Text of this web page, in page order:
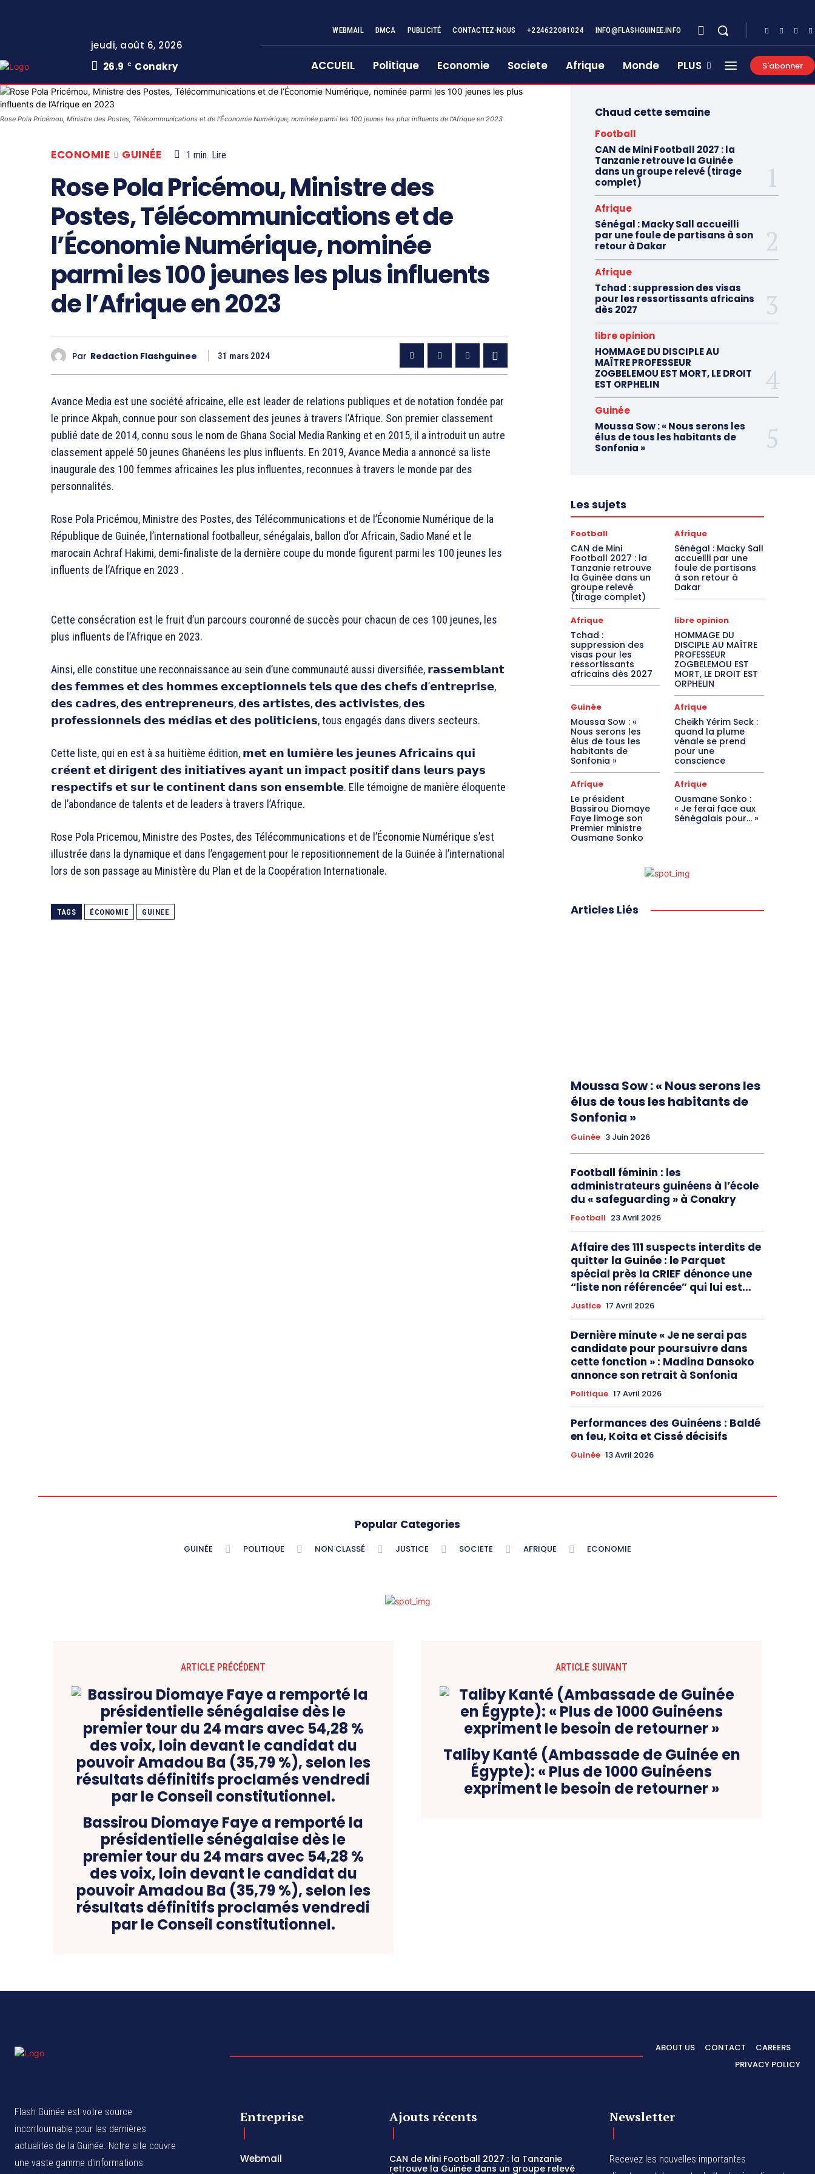
jeudi, août 6, 2026
26.9
C Conakry
WEBMAIL DMCA PUBLICITÉ CONTACTEZ-NOUS +224622081024 INFO@FLASHGUINEE.INFO
ACCUEIL Politique Economie Societe Afrique Monde PLUS S'abonner
Rose Pola Pricémou, Ministre des Postes, Télécommunications et de l’Économie Numérique, nominée parmi les 100 jeunes les plus influents de l’Afrique en 2023
ECONOMIE GUINÉE 1 min. Lire
Rose Pola Pricémou, Ministre des
Postes, Télécommunications et de
l’Économie Numérique, nominée
parmi les 100 jeunes les plus influents
de l’Afrique en 2023
Par Redaction Flashguinee 31 mars 2024
Avance Media est une société africaine, elle est leader de relations publiques et de notation fondée par
le prince Akpah, connue pour son classement des jeunes à travers l’Afrique. Son premier classement
publié date de 2014, connu sous le nom de Ghana Social Media Ranking et en 2015, il a introduit un autre
classement appelé 50 jeunes Ghanéens les plus influents. En 2019, Avance Media a annoncé sa liste
inaugurale des 100 femmes africaines les plus influentes, reconnues à travers le monde par des
personnalités.
Rose Pola Pricémou, Ministre des Postes, des Télécommunications et de l’Économie Numérique de la
République de Guinée, l’international footballeur, sénégalais, ballon d’or Africain, Sadio Mané et le
marocain Achraf Hakimi, demi-finaliste de la dernière coupe du monde figurent parmi les 100 jeunes les
influents de l’Afrique en 2023 .
Cette consécration est le fruit d’un parcours couronné de succès pour chacun de ces 100 jeunes, les
plus influents de l’Afrique en 2023.
Ainsi, elle constitue une reconnaissance au sein d’une communauté aussi diversifiée, 𝗿𝗮𝘀𝘀𝗲𝗺𝗯𝗹𝗮𝗻𝘁
𝗱𝗲𝘀 𝗳𝗲𝗺𝗺𝗲𝘀 𝗲𝘁 𝗱𝗲𝘀 𝗵𝗼𝗺𝗺𝗲𝘀 𝗲𝘅𝗰𝗲𝗽𝘁𝗶𝗼𝗻𝗻𝗲𝗹𝘀 𝘁𝗲𝗹𝘀 𝗾𝘂𝗲 𝗱𝗲𝘀 𝗰𝗵𝗲𝗳𝘀 𝗱’𝗲𝗻𝘁𝗿𝗲𝗽𝗿𝗶𝘀𝗲,
𝗱𝗲𝘀 𝗰𝗮𝗱𝗿𝗲𝘀, 𝗱𝗲𝘀 𝗲𝗻𝘁𝗿𝗲𝗽𝗿𝗲𝗻𝗲𝘂𝗿𝘀, 𝗱𝗲𝘀 𝗮𝗿𝘁𝗶𝘀𝘁𝗲𝘀, 𝗱𝗲𝘀 𝗮𝗰𝘁𝗶𝘃𝗶𝘀𝘁𝗲𝘀, 𝗱𝗲𝘀
𝗽𝗿𝗼𝗳𝗲𝘀𝘀𝗶𝗼𝗻𝗻𝗲𝗹𝘀 𝗱𝗲𝘀 𝗺𝗲́𝗱𝗶𝗮𝘀 𝗲𝘁 𝗱𝗲𝘀 𝗽𝗼𝗹𝗶𝘁𝗶𝗰𝗶𝗲𝗻𝘀, tous engagés dans divers secteurs.
Cette liste, qui en est à sa huitième édition, 𝗺𝗲𝘁 𝗲𝗻 𝗹𝘂𝗺𝗶𝗲̀𝗿𝗲 𝗹𝗲𝘀 𝗷𝗲𝘂𝗻𝗲𝘀 𝗔𝗳𝗿𝗶𝗰𝗮𝗶𝗻𝘀 𝗾𝘂𝗶
𝗰𝗿𝗲́𝗲𝗻𝘁 𝗲𝘁 𝗱𝗶𝗿𝗶𝗴𝗲𝗻𝘁 𝗱𝗲𝘀 𝗶𝗻𝗶𝘁𝗶𝗮𝘁𝗶𝘃𝗲𝘀 𝗮𝘆𝗮𝗻𝘁 𝘂𝗻 𝗶𝗺𝗽𝗮𝗰𝘁 𝗽𝗼𝘀𝗶𝘁𝗶𝗳 𝗱𝗮𝗻𝘀 𝗹𝗲𝘂𝗿𝘀 𝗽𝗮𝘆𝘀
𝗿𝗲𝘀𝗽𝗲𝗰𝘁𝗶𝗳𝘀 𝗲𝘁 𝘀𝘂𝗿 𝗹𝗲 𝗰𝗼𝗻𝘁𝗶𝗻𝗲𝗻𝘁 𝗱𝗮𝗻𝘀 𝘀𝗼𝗻 𝗲𝗻𝘀𝗲𝗺𝗯𝗹𝗲. Elle témoigne de manière éloquente
de l’abondance de talents et de leaders à travers l’Afrique.
Rose Pola Pricemou, Ministre des Postes, des Télécommunications et de l’Économie Numérique s’est
illustrée dans la dynamique et dans l’engagement pour le repositionnement de la Guinée à l’international
lors de son passage au Ministère du Plan et de la Coopération Internationale.
TAGS ÉCONOMIE GUINEE
Chaud cette semaine
Football
CAN de Mini Football 2027 : la
Tanzanie retrouve la Guinée
dans un groupe relevé (tirage
complet)
Afrique
Sénégal : Macky Sall accueilli
par une foule de partisans à son
retour à Dakar
Afrique
Tchad : suppression des visas
pour les ressortissants africains
dès 2027
libre opinion
HOMMAGE DU DISCIPLE AU
MAÎTRE PROFESSEUR
ZOGBELEMOU EST MORT, LE DROIT
EST ORPHELIN
Guinée
Moussa Sow : « Nous serons les
élus de tous les habitants de
Sonfonia »
Les sujets
Football
CAN de Mini
Football 2027 : la
Tanzanie retrouve
la Guinée dans un
groupe relevé
(tirage complet)
Afrique
Sénégal : Macky Sall
accueilli par une
foule de partisans
à son retour à
Dakar
Afrique
Tchad :
suppression des
visas pour les
ressortissants
africains dès 2027
libre opinion
HOMMAGE DU
DISCIPLE AU MAÎTRE
PROFESSEUR
ZOGBELEMOU EST
MORT, LE DROIT EST
ORPHELIN
Guinée
Moussa Sow : «
Nous serons les
élus de tous les
habitants de
Sonfonia »
Afrique
Cheikh Yérim Seck :
quand la plume
vénale se prend
pour une
conscience
Afrique
Le président
Bassirou Diomaye
Faye limoge son
Premier ministre
Ousmane Sonko
Afrique
Ousmane Sonko :
« Je ferai face aux
Sénégalais pour… »
Articles Liés
Moussa Sow : « Nous serons les
élus de tous les habitants de
Sonfonia »
Guinée 3 Juin 2026
Football féminin : les
administrateurs guinéens à l’école
du « safeguarding » à Conakry
Football 23 Avril 2026
Affaire des 111 suspects interdits de
quitter la Guinée : le Parquet
spécial près la CRIEF dénonce une
“liste non référencée” qui lui est...
Justice 17 Avril 2026
Dernière minute « Je ne serai pas
candidate pour poursuivre dans
cette fonction » : Madina Dansoko
annonce son retrait à Sonfonia
Politique 17 Avril 2026
Performances des Guinéens : Baldé
en feu, Koita et Cissé décisifs
Guinée 13 Avril 2026
Popular Categories
GUINÉE POLITIQUE NON CLASSÉ JUSTICE SOCIETE AFRIQUE ECONOMIE
ARTICLE PRÉCÉDENT
Bassirou Diomaye Faye a remporté la
présidentielle sénégalaise dès le
premier tour du 24 mars avec 54,28 %
des voix, loin devant le candidat du
pouvoir Amadou Ba (35,79 %), selon les
résultats définitifs proclamés vendredi
par le Conseil constitutionnel.
ARTICLE SUIVANT
Taliby Kanté (Ambassade de Guinée en
Égypte): « Plus de 1000 Guinéens
expriment le besoin de retourner »
ABOUT US CONTACT
CAREERS
PRIVACY POLICY
Flash Guinée est votre source
incontournable pour les dernières
actualités de la Guinée. Notre site couvre
une vaste gamme d'informations
Entreprise
Webmail
Ajouts récents
CAN de Mini Football 2027 : la Tanzanie
retrouve la Guinée dans un groupe relevé
Newsletter
Recevez les nouvelles importantes